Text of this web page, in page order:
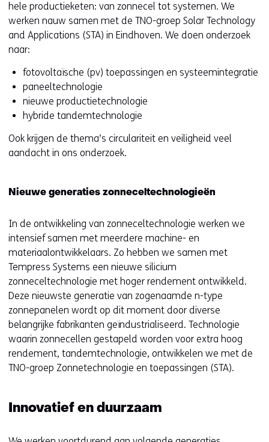
hele productieketen: van zonnecel tot systemen. We
werken nauw samen met de TNO-groep Solar Technology
and Applications (STA) in Eindhoven. We doen onderzoek
naar:
fotovoltaïsche (pv) toepassingen en systeemintegratie
paneeltechnologie
nieuwe productietechnologie
hybride tandemtechnologie
Ook krijgen de thema’s circulariteit en veiligheid veel
aandacht in ons onderzoek.
Nieuwe generaties zonneceltechnologieën
In de ontwikkeling van zonneceltechnologie werken we
intensief samen met meerdere machine- en
materiaalontwikkelaars. Zo hebben we samen met
Tempress Systems een nieuwe silicium
zonneceltechnologie met hoger rendement ontwikkeld.
Deze nieuwste generatie van zogenaamde n-type
zonnepanelen wordt op dit moment door diverse
belangrijke fabrikanten geïndustrialiseerd. Technologie
waarin zonnecellen gestapeld worden voor extra hoog
rendement, tandemtechnologie, ontwikkelen we met de
TNO-groep Zonnetechnologie en toepassingen (STA).
Innovatief en duurzaam